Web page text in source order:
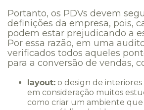
Portanto, os PDVs devem
definições da empresa, pois,
podem estar prejudicando a
Por essa razão, em uma
verificados todos aqueles
para a conversão de vendas,
layout: o design de
em consideração muitos
como criar um ambiente que